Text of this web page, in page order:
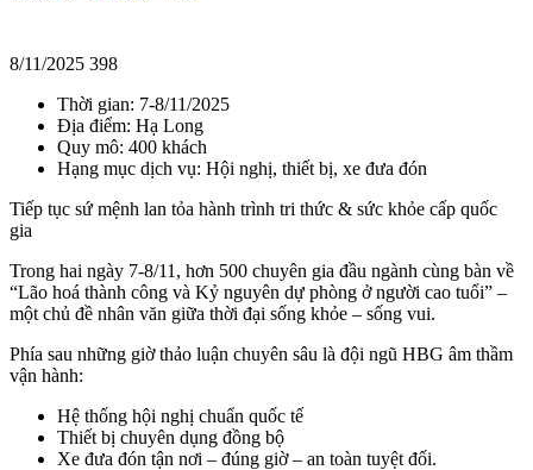
8/11/2025 398
Thời gian: 7-8/11/2025
Địa điểm: Hạ Long
Quy mô: 400 khách
Hạng mục dịch vụ: Hội nghị, thiết bị, xe đưa đón
Tiếp tục sứ mệnh lan tỏa hành trình tri thức & sức khỏe cấp quốc
gia
Trong hai ngày 7-8/11, hơn 500 chuyên gia đầu ngành cùng bàn về
“Lão hoá thành công và Kỷ nguyên dự phòng ở người cao tuổi” –
một chủ đề nhân văn giữa thời đại sống khỏe – sống vui.
Phía sau những giờ thảo luận chuyên sâu là đội ngũ HBG âm thầm
vận hành:
Hệ thống hội nghị chuẩn quốc tế
Thiết bị chuyên dụng đồng bộ
Xe đưa đón tận nơi – đúng giờ – an toàn tuyệt đối.